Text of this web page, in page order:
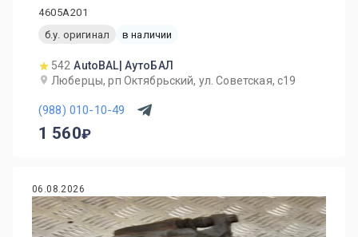
4605A201
б.у. оригинал
в наличии
542 AutoBAL| АутоБАЛ
Люберцы, рп Октябрьский, ул. Советская, с19
(988) 010-10-49
1 560
06.08.2026